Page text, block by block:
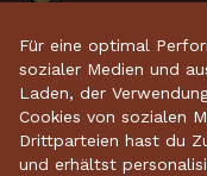
Startseite •
Für eine optimal
sozialer Medien und
Laden, der
Cookies von sozialen
Drittparteien hast du
und erhältst